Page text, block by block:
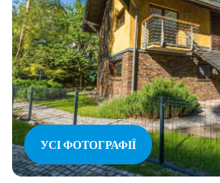
УСІ ФОТОГРАФІЇ